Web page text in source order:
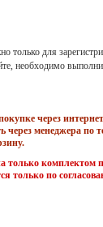
только для
необходимо
через
через менеджера по
только комплектом
только по